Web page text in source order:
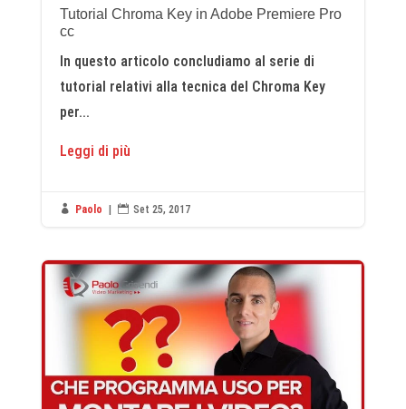
Tutorial Chroma Key in Adobe Premiere Pro
cc
In questo articolo concludiamo al serie di
tutorial relativi alla tecnica del Chroma Key
per...
Leggi di più
 Paolo |  Set 25, 2017